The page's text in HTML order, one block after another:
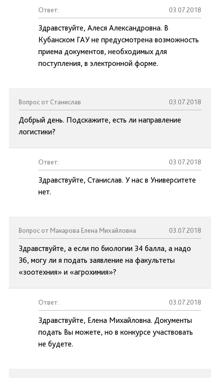
Ответ: 03.07.2018
Здравствуйте, Алеся Александровна. В
Кубанском ГАУ не предусмотрена возможность
приема документов, необходимых для
поступления, в электронной форме.
Вопрос от Станислав 03.07.2018
Добрый день. Подскажите, есть ли направление
логистики?
Ответ: 03.07.2018
Здравствуйте, Станислав. У нас в Университете
нет.
Вопрос от Макарова Елена Михайловна 03.07.2018
Здравствуйте, а если по биологии 34 балла, а надо
36, могу ли я подать заявление на факультеты
«зоотехния» и «агрохимия»?
Ответ: 03.07.2018
Здравствуйте, Елена Михайловна. Документы
подать Вы можете, но в конкурсе участвовать
не будете.